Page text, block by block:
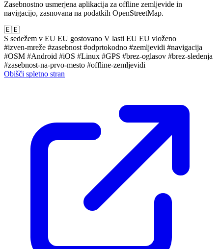
Zasebnostno usmerjena aplikacija za offline zemljevide in
navigacijo, zasnovana na podatkih OpenStreetMap.
🇪🇪
S sedežem v EU EU gostovano V lasti EU EU vloženo
#izven-mreže #zasebnost #odprtokodno #zemljevidi #navigacija
#OSM #Android #iOS #Linux #GPS #brez-oglasov #brez-sledenja
#zasebnost-na-prvo-mesto #offline-zemljevidi
Obišči spletno stran